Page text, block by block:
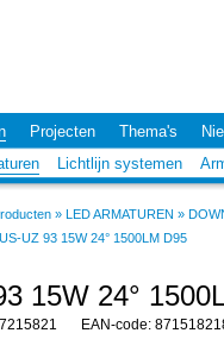
Projecten Thema's
Lichtlijn systemen
» LED ARMATUREN »
UZ 93 15W 24° 1500LM D95
15W 24°
EAN-code: